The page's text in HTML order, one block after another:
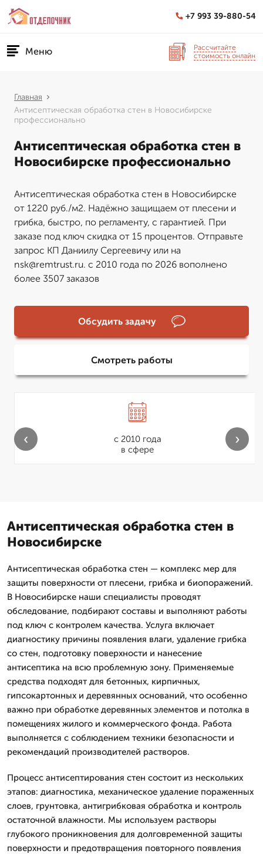
+7 993 39-880-54
Меню
Рассчитайте
стоимость онлайн
Главная
Антисептическая обработка стен в Новосибирске
профессионально
Антисептическая обработка стен в
Новосибирске профессионально
Антисептическая обработка стен в Новосибирске
от 1220 руб./м2. Надёжно защищаем от плесени и
грибка, быстро, по регламенту, с гарантией. При
заказе под ключ скидка от 15 процентов. Отправьте
запрос КП Даниилу Сергеевичу или на
nsk@remtrust.ru. с 2010 года по 2026 вополнено
более 3507 заказов
Обсудить задачу
Смотреть работы
с 2010 года
в сфере
‹ ›
Антисептическая обработка стен в
Новосибирске
Антисептическая обработка стен — комплекс мер для
защиты поверхности от плесени, грибка и биопоражений.
В Новосибирске наши специалисты проводят
обследование, подбирают составы и выполняют работы
под ключ с контролем качества. Услуга включает
диагностику причины появления влаги, удаление грибка
со стен, подготовку поверхности и нанесение
антисептика на всю проблемную зону. Применяемые
средства подходят для бетонных, кирпичных,
гипсокартонных и деревянных оснований, что особенно
важно при обработке деревянных элементов и потолка в
помещениях жилого и коммерческого фонда. Работа
выполняется с соблюдением техники безопасности и
рекомендаций производителей растворов.
Процесс антисептирования стен состоит из нескольких
этапов: диагностика, механическое удаление пораженных
слоев, грунтовка, антигрибковая обработка и контроль
остаточной влажности. Мы используем растворы
глубокого проникновения для долговременной защиты
поверхности и предотвращения повторного появления